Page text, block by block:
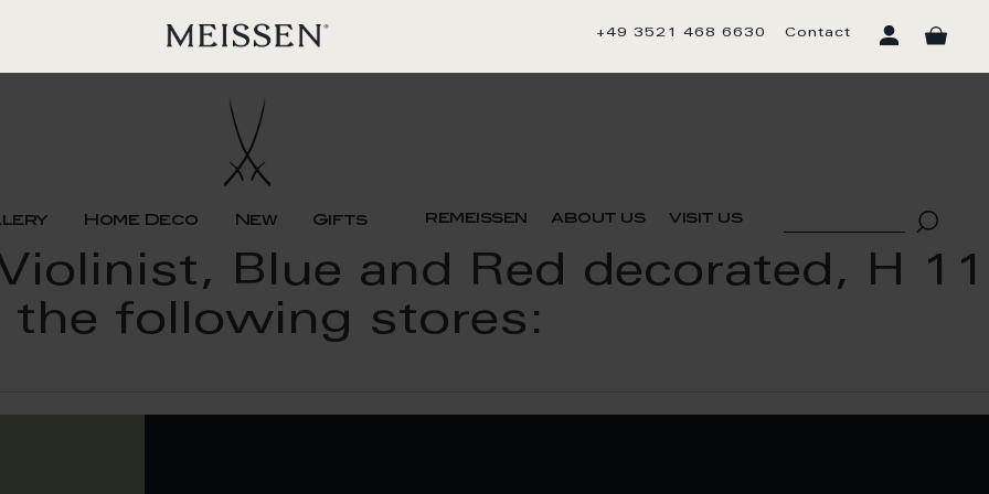
+49 3521 468 6630 Contact
Home Deco New Gifts remeissen about us visit us
Blue and Red decorated, H 11
the following stores: